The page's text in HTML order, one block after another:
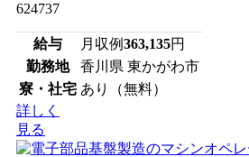
624737
給与 月収例363,135円
勤務地
香川県 東かがわ市
寮・社宅 あり（無料）
詳しく
見る